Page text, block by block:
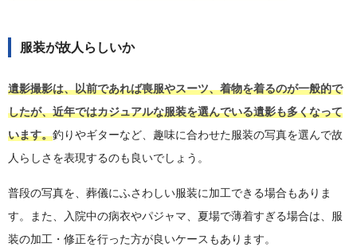
服装が故人らしいか
遺影撮影は、以前であれば喪服やスーツ、着物を着るのが一般的で
したが、近年ではカジュアルな服装を選んでいる遺影も多くなって
います。釣りやギターなど、趣味に合わせた服装の写真を選んで故
人らしさを表現するのも良いでしょう。
普段の写真を、葬儀にふさわしい服装に加工できる場合もありま
す。また、入院中の病衣やパジャマ、夏場で薄着すぎる場合は、服
装の加工・修正を行った方が良いケースもあります。